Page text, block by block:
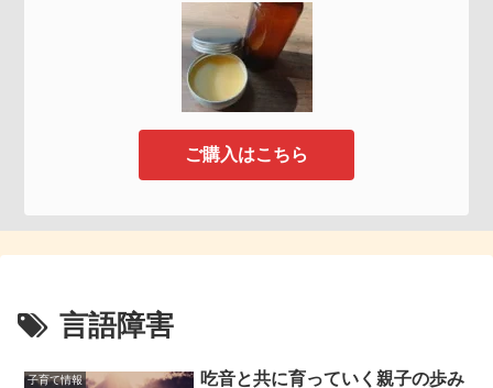
ご購入はこちら
言語障害
子育て情報
吃音と共に育っていく親子の歩み